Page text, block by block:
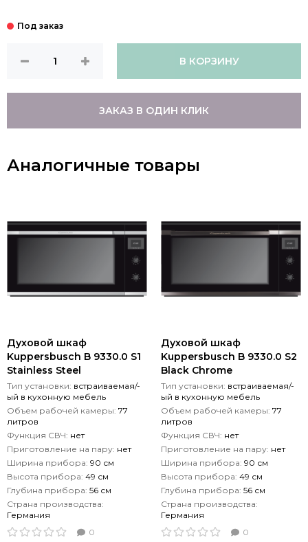
В КОРЗИНУ
ЗАКАЗ В ОДИН КЛИК
Аналогичные товары
Духовой шкаф
Kuppersbusch B 9330.0 S1
Stainless Steel
Тип установки: встраиваемая/-
ый в кухонную мебель
Объем рабочей камеры: 77
литров
Функция СВЧ: нет
Приготовление на пару: нет
Ширина прибора: 90 см
Высота прибора: 49 см
Глубина прибора: 56 см
Страна производства:
Германия
0
Духовой шкаф
Kuppersbusch B 9330.0 S2
Black Chrome
Тип установки: встраиваемая/-
ый в кухонную мебель
Объем рабочей камеры: 77
литров
Функция СВЧ: нет
Приготовление на пару: нет
Ширина прибора: 90 см
Высота прибора: 49 см
Глубина прибора: 56 см
Страна производства:
Германия
0